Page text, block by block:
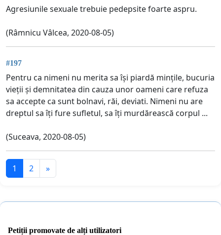
Agresiunile sexuale trebuie pedepsite foarte aspru.
(Râmnicu Vâlcea, 2020-08-05)
#197
Pentru ca nimeni nu merita sa își piardă mințile, bucuria
vieții și demnitatea din cauza unor oameni care refuza
sa accepte ca sunt bolnavi, răi, deviati. Nimeni nu are
dreptul sa îți fure sufletul, sa îți murdărească corpul ...
(Suceava, 2020-08-05)
1 2 »
Petiții promovate de alți utilizatori